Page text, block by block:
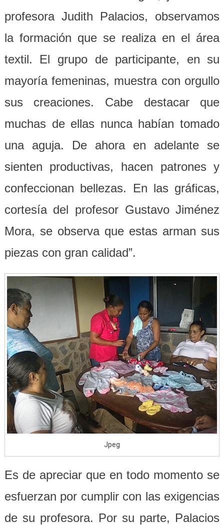
profesora Judith Palacios, observamos
la formación que se realiza en el área
textil. El grupo de participante, en su
mayoría femeninas, muestra con orgullo
sus creaciones. Cabe destacar que
muchas de ellas nunca habían tomado
una aguja. De ahora en adelante se
sienten productivas, hacen patrones y
confeccionan bellezas. En las gráficas,
cortesía del profesor Gustavo Jiménez
Mora, se observa que estas arman sus
piezas con gran calidad”.
Jpeg
Es de apreciar que en todo momento se
esfuerzan por cumplir con las exigencias
de su profesora. Por su parte, Palacios